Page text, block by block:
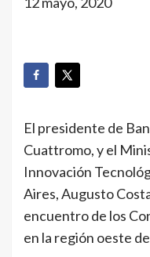
El presidente de
Cuattromo, y el
Innovación
Aires, Augusto
encuentro de los
en la región oeste